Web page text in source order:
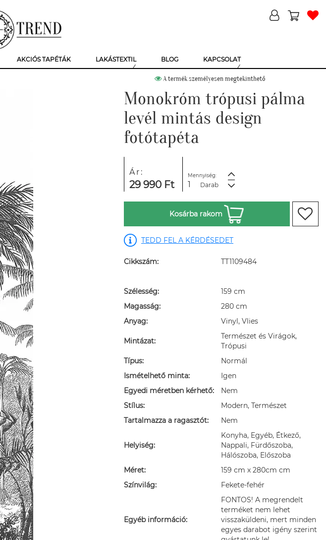
AKCIÓS TAPÉTÁK LAKÁSTEXTIL BLOG KAPCSOLAT
A termék személyesen megtekinthető
Monokróm trópusi pálma
levél mintás design
fotótapéta
Ár:
29 990 Ft
Mennyiség:
Darab
Kosárba rakom
TEDD FEL A KÉRDÉSEDET
Cikkszám: TT1109484
Szélesség:
159 cm
Magasság:
280 cm
Anyag:
Vinyl, Vlies
Mintázat:
Természet és Virágok,
Trópusi
Típus:
Normál
Ismételhető minta:
Igen
Egyedi méretben kérhető:
Nem
Stílus:
Modern, Természet
Tartalmazza a ragasztót:
Nem
Helyiség:
Konyha, Egyéb, Étkező,
Nappali, Fürdőszoba,
Hálószoba, Előszoba
Méret:
159 cm x 280cm cm
Színvilág:
Fekete-fehér
Egyéb információ:
FONTOS! A megrendelt
terméket nem lehet
visszaküldeni, mert minden
egyes darabot igény szerint